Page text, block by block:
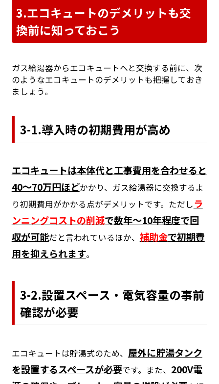
3.エコキュートのデメリットも交
換前に知っておこう
ガス給湯器からエコキュートへと交換する前に、次
のようなエコキュートのデメリットも把握しておき
ましょう。
3-1.導入時の初期費用が高め
エコキュートは本体代と工事費用を合わせると
40～70万円ほどかかり、ガス給湯器に交換するよ
り初期費用がかかる点がデメリットです。ただしラ
ンニングコストの削減で数年～10年程度で回
収が可能だと言われているほか、 補助金で初期費
用を抑えられます。
3-2.設置スペース・電気容量の事前
確認が必要
エコキュートは貯湯式のため、 屋外に貯湯タンク
を設置するスペースが必要です。また、 200V電